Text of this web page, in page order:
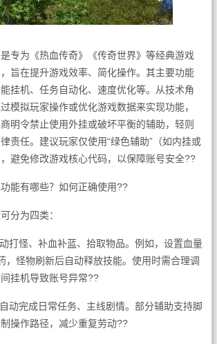
专为《热血传奇》《传奇世界》等经典游戏
旨在提升游戏效率、简化操作。其主要功能
挂机、任务自动化、速度优化等。从技术角
模拟玩家操作或优化游戏数据来实现功能，
明令禁止使用外挂或破坏平衡的辅助，轻则
责任。建议玩家仅使用“绿色辅助”（如内挂或
避免修改游戏核心代码，以保障账号安全??
能有哪些？如何正确使用??
分为四类：
打怪、补血补蓝、拾取物品。例如，设置血量
，怪物刷新后自动释放技能。使用时需合理调
挂机导致账号异常??
动完成日常任务、主线剧情。部分辅助支持脚
操作路径，减少重复劳动??